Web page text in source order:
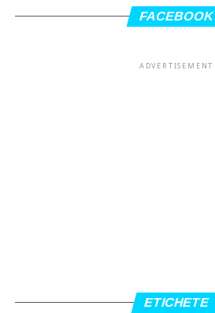
FACEBOOK
ADVERTISEMENT
ETICHETE